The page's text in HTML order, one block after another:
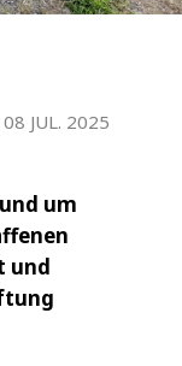
08 JUL. 2025
um
und